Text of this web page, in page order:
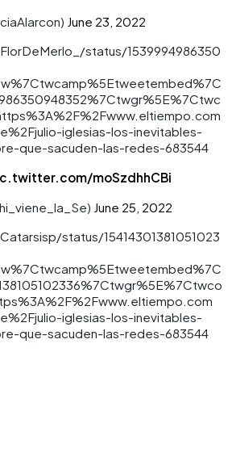
June 23, 2022
status/1539994986350
iglesias-los-inevitables-
que-sacuden-las-redes-683544
moSzdhhCBi
June 25, 2022
status/15414301381051023
iglesias-los-inevitables-
que-sacuden-las-redes-683544